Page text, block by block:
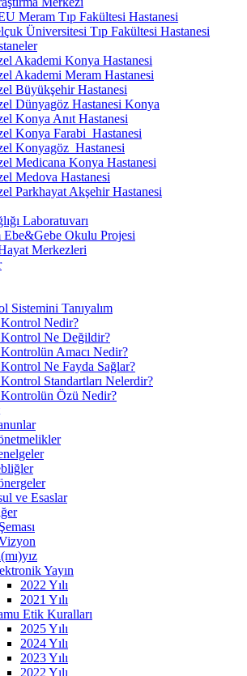
Meram Tıp Fakültesi Hastanesi
Üniversitesi Tıp Fakültesi Hastanesi
Akademi Konya Hastanesi
Akademi Meram Hastanesi
Büyükşehir Hastanesi
Dünyagöz Hastanesi Konya
Konya Anıt Hastanesi
Konya Farabi Hastanesi
Konyagöz Hastanesi
Medicana Konya Hastanesi
Medova Hastanesi
Parkhayat Akşehir Hastanesi
Laboratuvarı
Ebe&Gebe Okulu Projesi
Merkezleri
Sistemini Tanıyalım
Nedir?
Ne Değildir?
Amacı Nedir?
Ne Fayda Sağlar?
Standartları Nelerdir?
Özü Nedir?
ve Esaslar
Yayın
2022 Yılı
2021 Yılı
Etik Kuralları
2025 Yılı
2024 Yılı
2023 Yılı
2022 Yılı